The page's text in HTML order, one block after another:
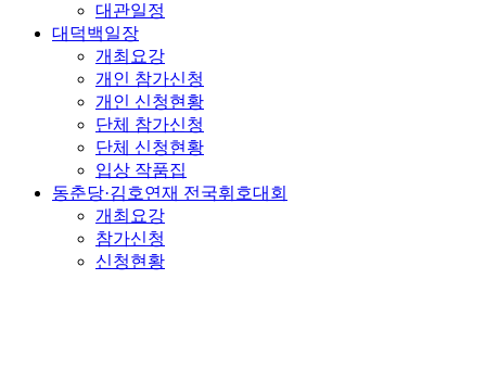
대관일정
대덕백일장
개최요강
개인 참가신청
개인 신청현황
단체 참가신청
단체 신청현황
입상 작품집
동춘당·김호연재 전국휘호대회
개최요강
참가신청
신청현황